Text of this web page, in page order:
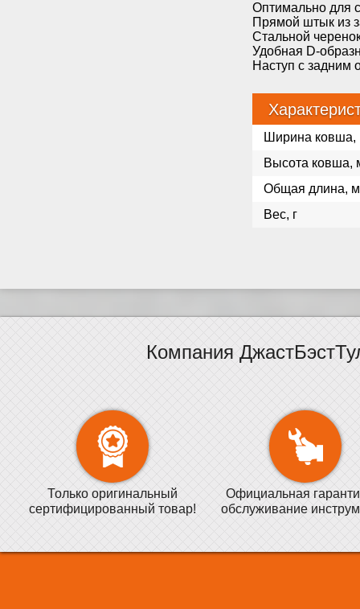
Оптимально для
Прямой штык из
Стальной
Удобная D-
Наступ с задним
Ширина
Высота ковша,
Общая длина,
Вес, г
Компания
Только оригинальный
сертифицированный товар!
Официальная
обслуживание